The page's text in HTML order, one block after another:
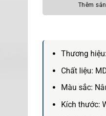
Thêm
Thương hiệu:
Chất liệu:
Màu sắc:
Kích thước: